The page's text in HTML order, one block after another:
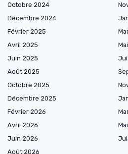
Octobre 2024
Décembre 2024
Février 2025
Avril 2025
Juin 2025
Août 2025
Octobre 2025
Décembre 2025
Février 2026
Avril 2026
Juin 2026
Août 2026